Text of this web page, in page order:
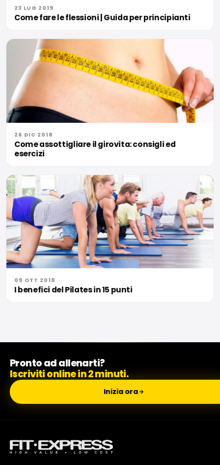
23 LUG 2019
Come fare le flessioni | Guida per principianti
26 DIC 2018
Come assottigliare il girovita: consigli ed
esercizi
09 OTT 2018
I benefici del Pilates in 15 punti
Pronto ad allenarti?
Iscriviti online in 2 minuti.
Inizia ora